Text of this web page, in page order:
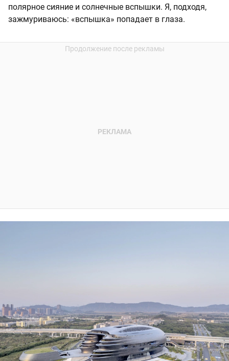
полярное сияние и солнечные вспышки. Я, подходя,
зажмуриваюсь: «вспышка» попадает в глаза.